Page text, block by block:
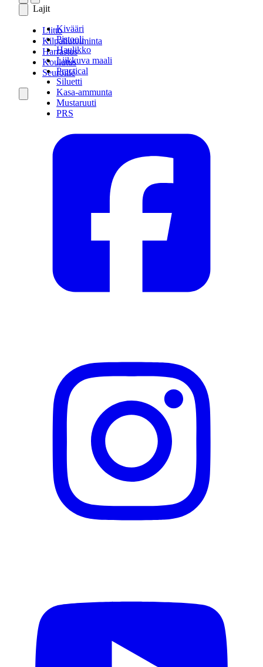
Lajit
Kivääri
Pistooli
Haulikko
Liikkuva maali
Practical
Siluetti
Kasa-ammunta
Mustaruuti
PRS
Liitto
Kilpailutoiminta
Harrastus
Koulutus
Seuroille